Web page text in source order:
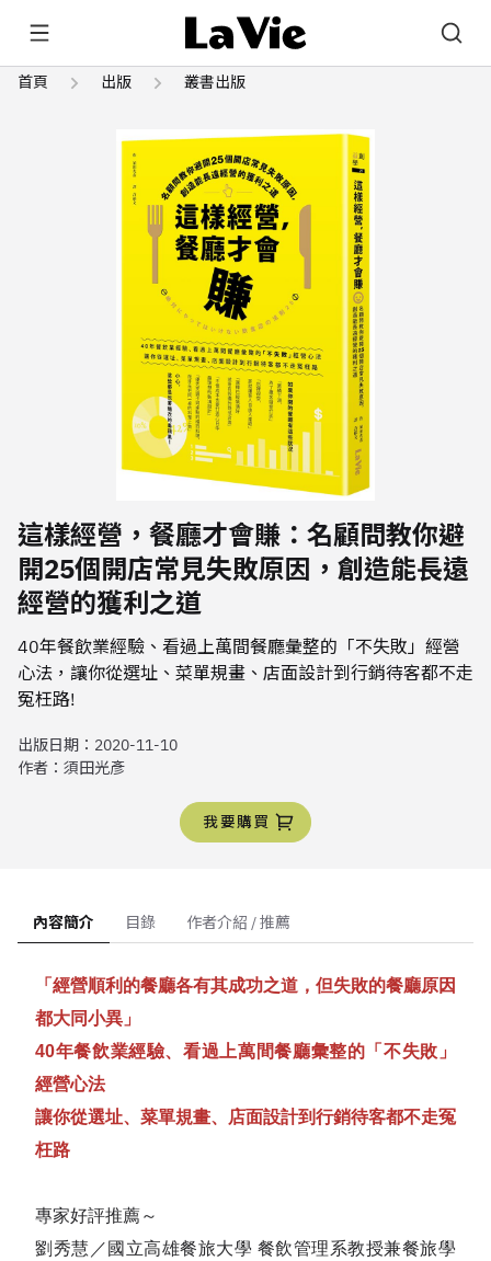
首頁 出版 叢書出版
這樣經營，餐廳才會賺：名顧問教你避
開25個開店常見失敗原因，創造能長遠
經營的獲利之道
40年餐飲業經驗、看過上萬間餐廳彙整的「不失敗」經營
心法，讓你從選址、菜單規畫、店面設計到行銷待客都不走
冤枉路!
出版日期： 2020-11-10
作者： 須田光彥
我要購買
內容簡介 目錄 作者介紹 / 推薦
「經營順利的餐廳各有其成功之道，但失敗的餐廳原因
都大同小異」
40年餐飲業經驗、看過上萬間餐廳彙整的「不失敗」
經營心法
讓你從選址、菜單規畫、店面設計到行銷待客都不走冤
枉路
專家好評推薦～
劉秀慧／國立高雄餐旅大學 餐飲管理系教授兼餐旅學